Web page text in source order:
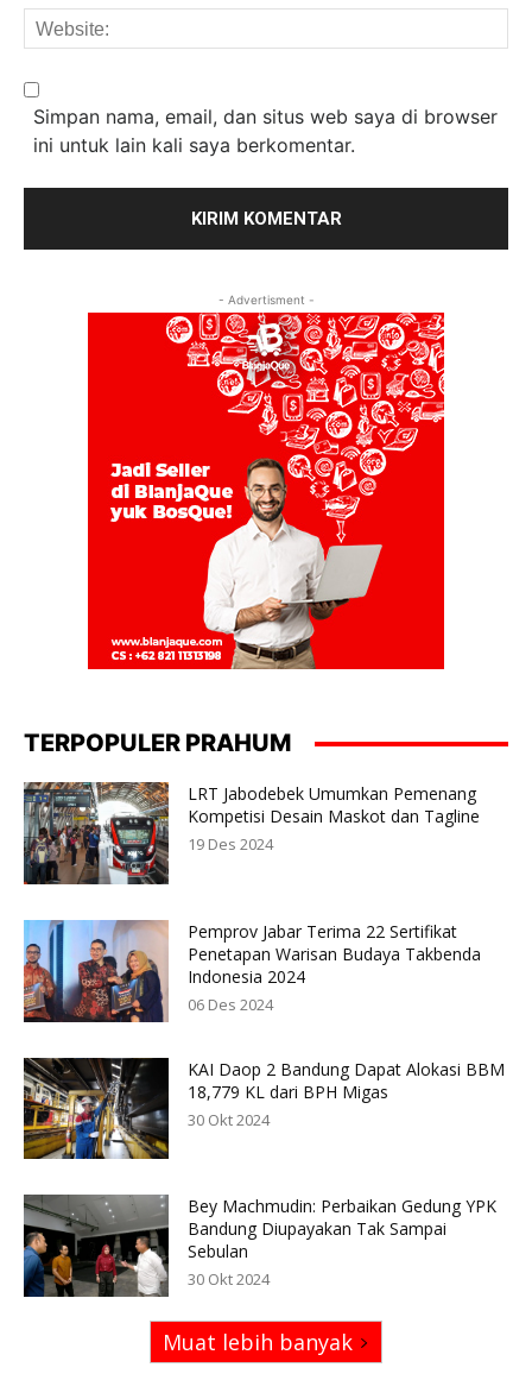
Simpan nama, email, dan situs web saya di browser
ini untuk lain kali saya berkomentar.
- Advertisment -
TERPOPULER PRAHUM
LRT Jabodebek Umumkan Pemenang
Kompetisi Desain Maskot dan Tagline
19 Des 2024
Pemprov Jabar Terima 22 Sertifikat
Penetapan Warisan Budaya Takbenda
Indonesia 2024
06 Des 2024
KAI Daop 2 Bandung Dapat Alokasi BBM
18,779 KL dari BPH Migas
30 Okt 2024
Bey Machmudin: Perbaikan Gedung YPK
Bandung Diupayakan Tak Sampai
Sebulan
30 Okt 2024
Muat lebih banyak